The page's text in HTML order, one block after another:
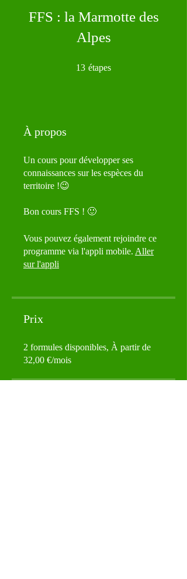
FFS : la Marmotte des
Alpes
13 étapes
À propos
Un cours pour développer ses
connaissances sur les espèces du
territoire !😉
Bon cours FFS ! 🙂
Vous pouvez également rejoindre ce
programme via l'appli mobile. Aller
sur l'appli
Prix
2 formules disponibles, À partir de
32,00 €/mois